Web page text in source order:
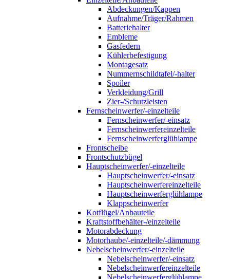
Abdeckungen/Kappen
Aufnahme/Träger/Rahmen
Batteriehalter
Embleme
Gasfedern
Kühlerbefestigung
Montagesatz
Nummernschildtafel/-halter
Spoiler
Verkleidung/Grill
Zier-/Schutzleisten
Fernscheinwerfer/-einzelteile
Fernscheinwerfer/-einsatz
Fernscheinwerfereinzelteile
Fernscheinwerferglühlampe
Frontscheibe
Frontschutzbügel
Hauptscheinwerfer/-einzelteile
Hauptscheinwerfer/-einsatz
Hauptscheinwerfereinzelteile
Hauptscheinwerferglühlampe
Klappscheinwerfer
Kotflügel/Anbauteile
Kraftstoffbehälter-/einzelteile
Motorabdeckung
Motorhaube/-einzelteile/-dämmung
Nebelscheinwerfer/-einzelteile
Nebelscheinwerfer/-einsatz
Nebelscheinwerfereinzelteile
Nebelscheinwerferglühlampe